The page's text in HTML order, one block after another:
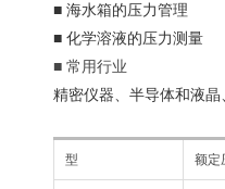
■ 海水箱的压力管理
■ 化学溶液的压力测量
■ 常用行业
精密仪器、半导体和液
型 额定